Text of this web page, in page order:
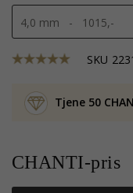
4,0 mm - 1015,-
SKU
Tjene 50
CHANTI-pris